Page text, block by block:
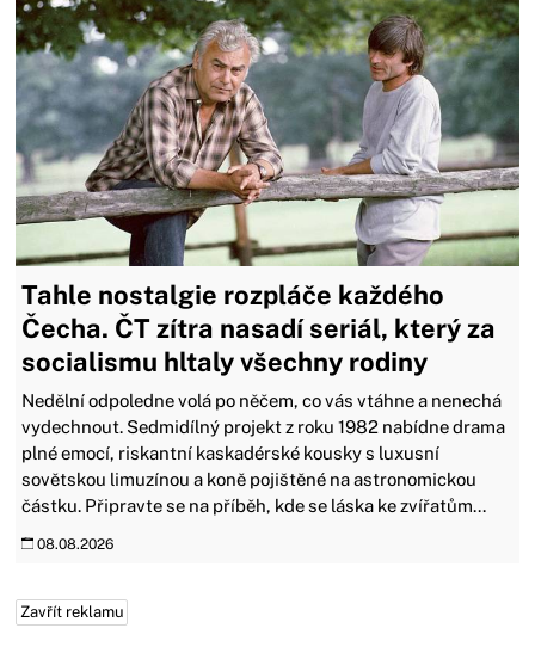
Tahle nostalgie rozpláče každého
Čecha. ČT zítra nasadí seriál, který za
socialismu hltaly všechny rodiny
Nedělní odpoledne volá po něčem, co vás vtáhne a nenechá
vydechnout. Sedmidílný projekt z roku 1982 nabídne drama
plné emocí, riskantní kaskadérské kousky s luxusní
sovětskou limuzínou a koně pojištěné na astronomickou
částku. Připravte se na příběh, kde se láska ke zvířatům...
08.08.2026
Zavřít reklamu